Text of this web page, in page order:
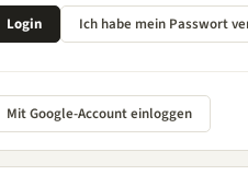
Mit Google-Account einloggen